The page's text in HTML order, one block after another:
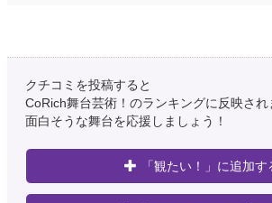
クチコミを投稿すると
CoRich舞台芸術！のランキングに反映され
面白そうな舞台を応援しましょう！
「観たい！」に追加す